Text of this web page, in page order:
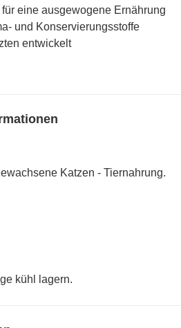
eine ausgewogene Ernährung
und Konservierungsstoffe
entwickelt
Katzen - Tiernahrung.
kühl lagern.